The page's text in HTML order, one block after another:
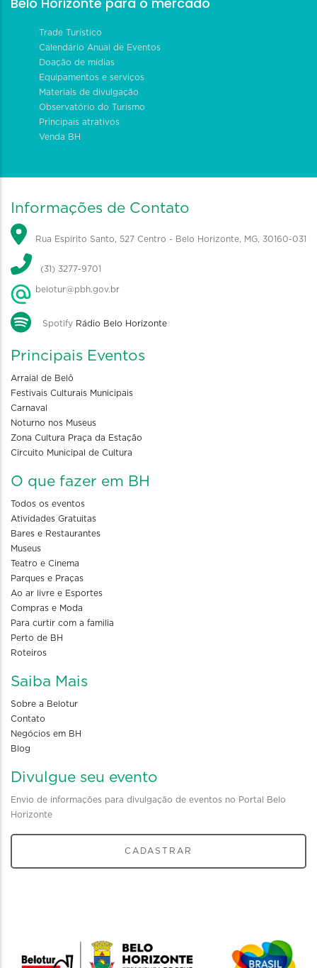
Trade Turístico
Calendário Anual de Eventos
Doação de mídias
Equipamentos e serviços
Materiais de divulgação
Observatório do Turismo
Principais atrativos
Venda BH
Informações de Contato
Rua Espírito Santo, 527 Centro - Belo Horizonte, MG, 30160-031
(31) 3277-9701
belotur@pbh.gov.br
Spotify Rádio Belo Horizonte
Principais Eventos
Arraial de Belô
Festivais Culturais Municipais
Carnaval
Noturno nos Museus
Zona Cultura Praça da Estação
Circuito Municipal de Cultura
O que fazer em BH
Todos os eventos
Atividades Gratuitas
Bares e Restaurantes
Museus
Teatro e Cinema
Parques e Praças
Ao ar livre e Esportes
Compras e Moda
Para curtir com a familia
Perto de BH
Roteiros
Saiba Mais
Sobre a Belotur
Contato
Negócios em BH
Blog
Divulgue seu evento
Envio de informações para divulgação de eventos no Portal Belo
Horizonte
CADASTRAR